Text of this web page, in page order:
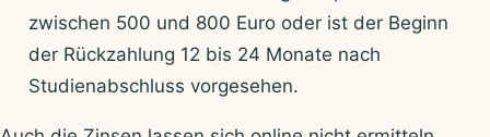
zwischen 500 und 800 Euro oder ist der Beginn
der Rückzahlung 12 bis 24 Monate nach
Studienabschluss vorgesehen.